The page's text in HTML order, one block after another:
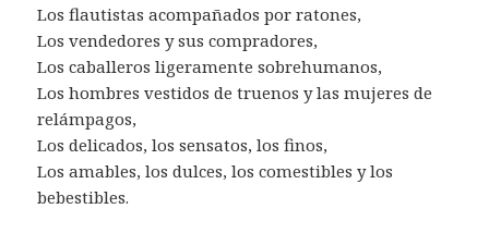
Los flautistas acompañados por ratones,
Los vendedores y sus compradores,
Los caballeros ligeramente sobrehumanos,
Los hombres vestidos de truenos y las mujeres de
relámpagos,
Los delicados, los sensatos, los finos,
Los amables, los dulces, los comestibles y los
bebestibles.